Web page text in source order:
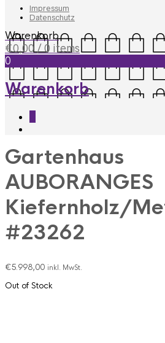
Impressum
Datenschutz
Warenkorb
€0,00 / 0 items
0
Warenkorb
Gartenhaus
AUBORANGES
Kiefernholz/
#23262
€5.998,00 inkl. MwSt.
Out of Stock